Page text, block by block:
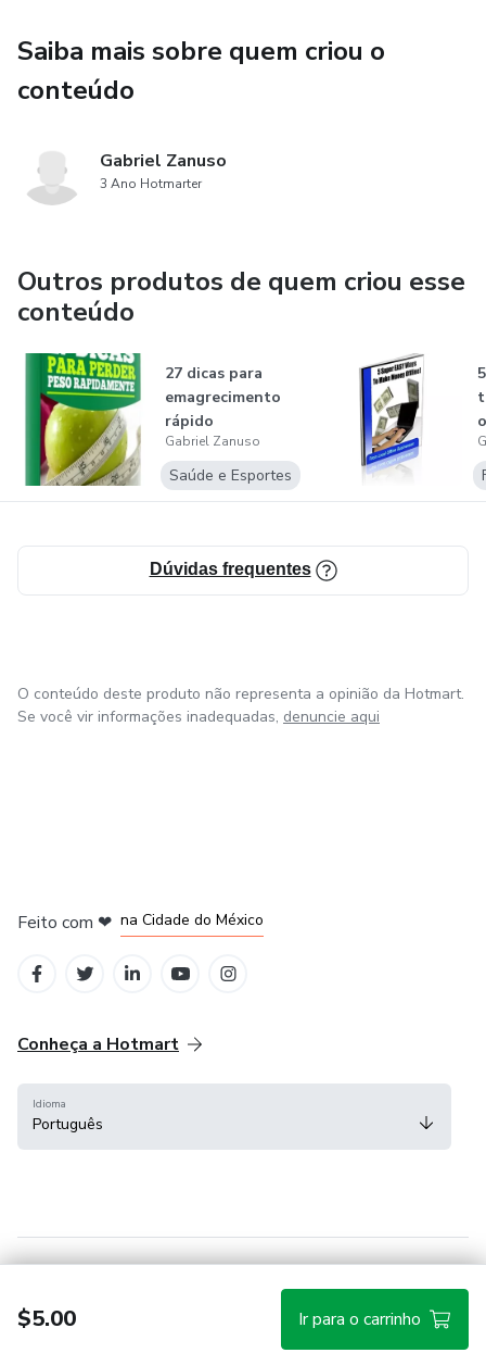
Saiba mais sobre quem criou o
conteúdo
Gabriel Zanuso
3 Ano Hotmarter
Outros produtos de quem criou esse
conteúdo
27 dicas para
emagrecimento
rápido
Gabriel Zanuso
Saúde e Esportes
Dúvidas frequentes
$5.00 Ir para o carrinho
O conteúdo deste produto não representa a opinião da Hotmart.
Se você vir informações inadequadas, denuncie aqui
Feito com ❤ na Cidade do México
Conheça a Hotmart
Idioma
Português
Hotmart — 2011-2026 © Todos os direitos reservados.